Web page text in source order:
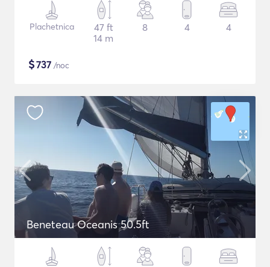
Plachetnica
47 ft
14 m
8 4 4
$737 /noc
Beneteau Oceanis 50.5ft